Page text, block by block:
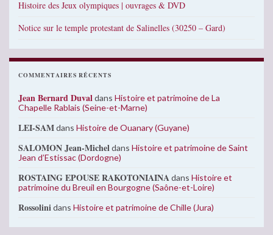
Histoire des Jeux olympiques | ouvrages & DVD
Notice sur le temple protestant de Salinelles (30250 – Gard)
COMMENTAIRES RÉCENTS
Jean Bernard Duvaldans Histoire et patrimoine de La
Chapelle Rablais (Seine-et-Marne)
LEI-SAMdans Histoire de Ouanary (Guyane)
SALOMON Jean-Micheldans Histoire et patrimoine de Saint
Jean d’Estissac (Dordogne)
ROSTAING EPOUSE RAKOTONIAINAdans Histoire et
patrimoine du Breuil en Bourgogne (Saône-et-Loire)
Rossolinidans Histoire et patrimoine de Chille (Jura)